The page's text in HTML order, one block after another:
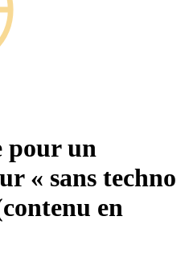
pour un
« sans techno
en